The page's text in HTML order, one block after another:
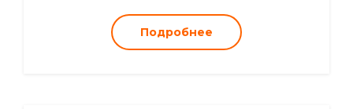
Подробнее